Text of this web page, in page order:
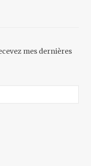
mes dernières